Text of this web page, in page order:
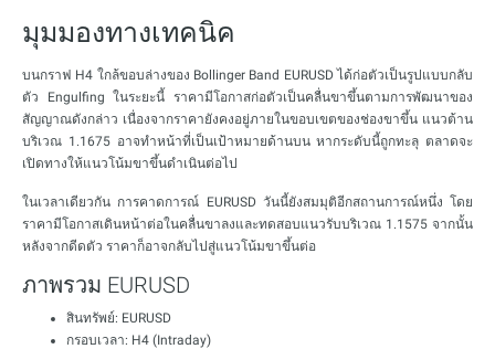
มุมมองทางเทคนิค
บนกราฟ H4 ใกล้ขอบล่างของ Bollinger Band EURUSD ได้ก่อตัวเป็นรูปแบบกลับ
ตัว Engulfing ในระยะนี้ ราคามีโอกาสก่อตัวเป็นคลื่นขาขึ้นตามการพัฒนาของ
สัญญาณดังกล่าว เนื่องจากราคายังคงอยู่ภายในขอบเขตของช่องขาขึ้น แนวต้าน
บริเวณ 1.1675 อาจทำหน้าที่เป็นเป้าหมายด้านบน หากระดับนี้ถูกทะลุ ตลาดจะ
เปิดทางให้แนวโน้มขาขึ้นดำเนินต่อไป
ในเวลาเดียวกัน การคาดการณ์ EURUSD วันนี้ยังสมมุติอีกสถานการณ์หนึ่ง โดย
ราคามีโอกาสเดินหน้าต่อในคลื่นขาลงและทดสอบแนวรับบริเวณ 1.1575 จากนั้น
หลังจากดีดตัว ราคาก็อาจกลับไปสู่แนวโน้มขาขึ้นต่อ
ภาพรวม EURUSD
สินทรัพย์: EURUSD
กรอบเวลา: H4 (Intraday)